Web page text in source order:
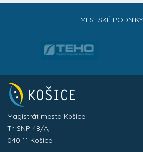
MESTSKÉ PODNIKY
Magistrát mesta Košice
Tr. SNP 48/A,
040 11 Košice